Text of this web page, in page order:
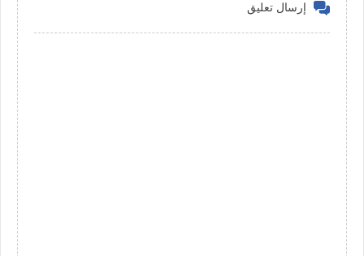
إرسال تعليق